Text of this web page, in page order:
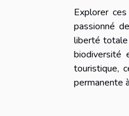
Explorer
passionné
liberté totale
biodiversité
touristique,
permanente